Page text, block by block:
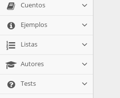
Cuentos
Ejemplos
Listas
Autores
Tests